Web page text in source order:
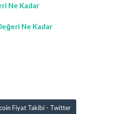
Ne Kadar
Ne Kadar
Fiyat Takibi - Twitter